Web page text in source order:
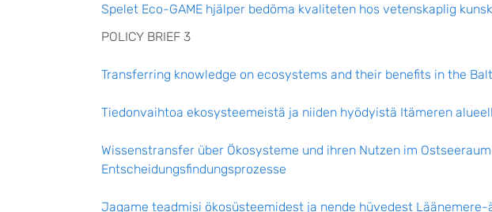
Spelet Eco-GAME hjälper bedöma kvaliteten hos vetenskaplig
POLICY BRIEF 3
Transferring knowledge on ecosystems and their benefits in the
Tiedonvaihtoa ekosysteemeistä ja niiden hyödyistä Itämeren
Wissenstransfer über Ökosysteme und ihren Nutzen im
Entscheidungsfindungsprozesse
Jagame teadmisi ökosüsteemidest ja nende hüvedest